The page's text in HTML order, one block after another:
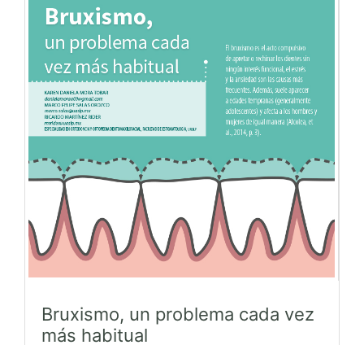
Bruxismo, un problema cada vez
más habitual